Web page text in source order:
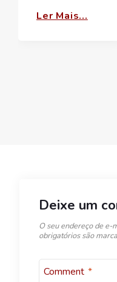
Ler Mais...
Deixe um
O seu endereço de e-
obrigatórios são
Comment *